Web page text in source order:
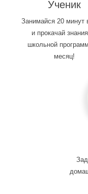
Ученик
Занимайся 20 минут
и прокачай
школьной
месяц!